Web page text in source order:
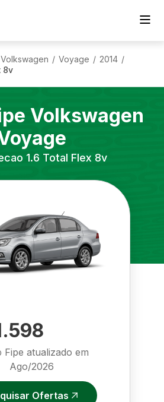
Volkswagen / Voyage / 2014 /
8v
Volkswagen
1.6 Total Flex 8v
Fipe atualizado em
Ago/2026
Ofertas